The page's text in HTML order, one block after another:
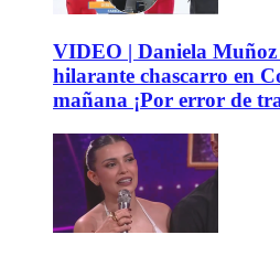
VIDEO | Daniela
hilarante chascarro en
mañana ¡Por error de